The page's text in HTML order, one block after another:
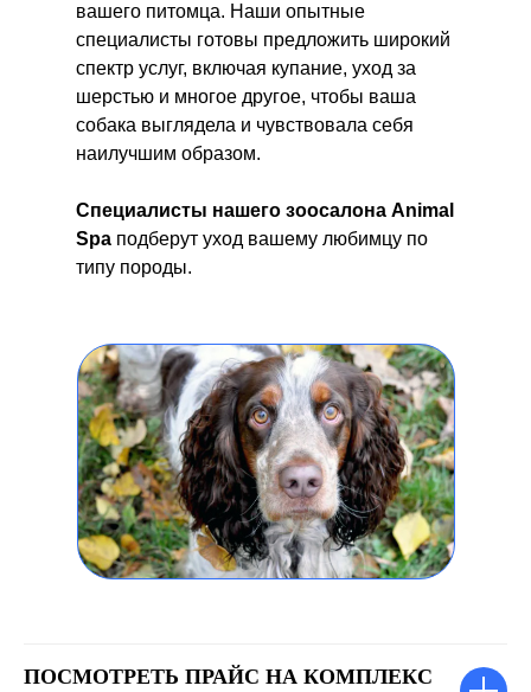
вашего питомца. Наши опытные
специалисты готовы предложить широкий
спектр услуг, включая купание, уход за
шерстью и многое другое, чтобы ваша
собака выглядела и чувствовала себя
наилучшим образом.
Специалисты нашего зоосалона Animal
Spa подберут уход вашему любимцу по
типу породы.
ПОСМОТРЕТЬ ПРАЙС НА КОМПЛЕКС